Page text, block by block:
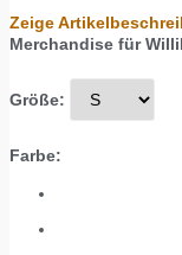
Zeige
Merchandise für
Größe:
Farbe: